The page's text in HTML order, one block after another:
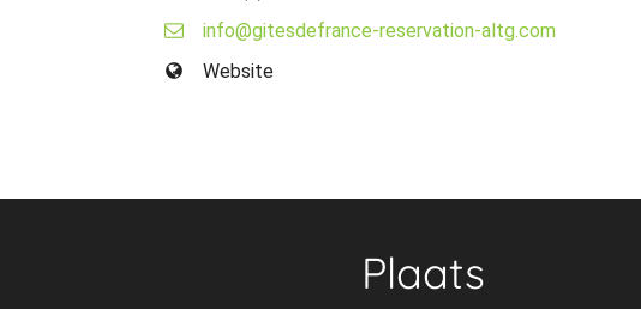
info@gitesdefrance-reservation-altg.com
Website
Plaats